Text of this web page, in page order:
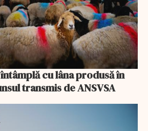
transmis de ANSVSA